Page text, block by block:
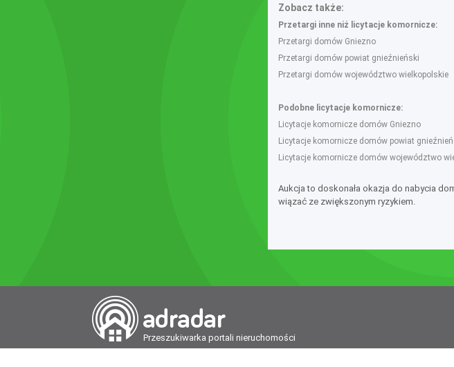
Zobacz także:
Przetargi inne niż licytacje komornicze:
Przetargi domów Gniezno
Przetargi domów powiat gnieźnieński
Przetargi domów województwo wielkopolskie
Podobne licytacje komornicze:
Licytacje komornicze domów Gniezno
Licytacje komornicze domów powiat
Licytacje komornicze domów województwo
Aukcja to doskonała okazja do nabycia
wiązać ze zwiększonym ryzykiem.
Przeszukiwarka portali nieruchomości